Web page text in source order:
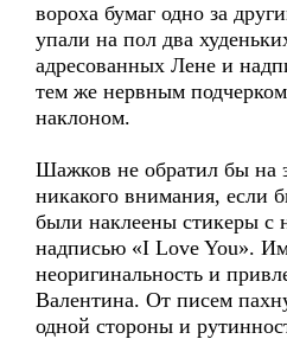
вороха бумаг одно за
упали на пол два
адресованных Лене и
тем же нервным
наклоном.
Шажков не обратил бы на
никакого внимания, если
были наклеены стикеры с
надписью «I Love You».
неоригинальность и
Валентина. От писем
одной стороны и